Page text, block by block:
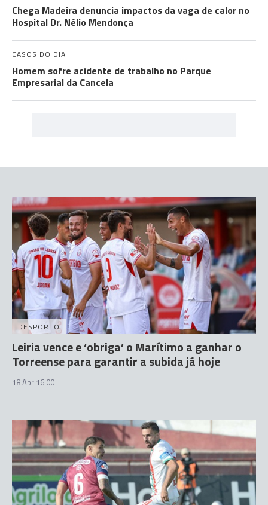
Chega Madeira denuncia impactos da vaga de calor no
Hospital Dr. Nélio Mendonça
CASOS DO DIA
Homem sofre acidente de trabalho no Parque
Empresarial da Cancela
DESPORTO
Leiria vence e ‘obriga’ o Marítimo a ganhar o
Torreense para garantir a subida já hoje
18 Abr 16:00